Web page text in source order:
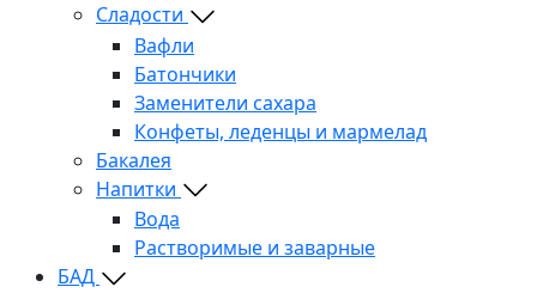
Сладости
Вафли
Батончики
Заменители сахара
Конфеты, леденцы и мармелад
Бакалея
Напитки
Вода
Растворимые и заварные
БАД